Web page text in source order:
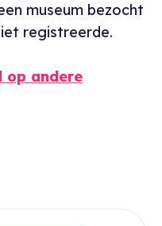
museum bezocht
registreerde.
op andere